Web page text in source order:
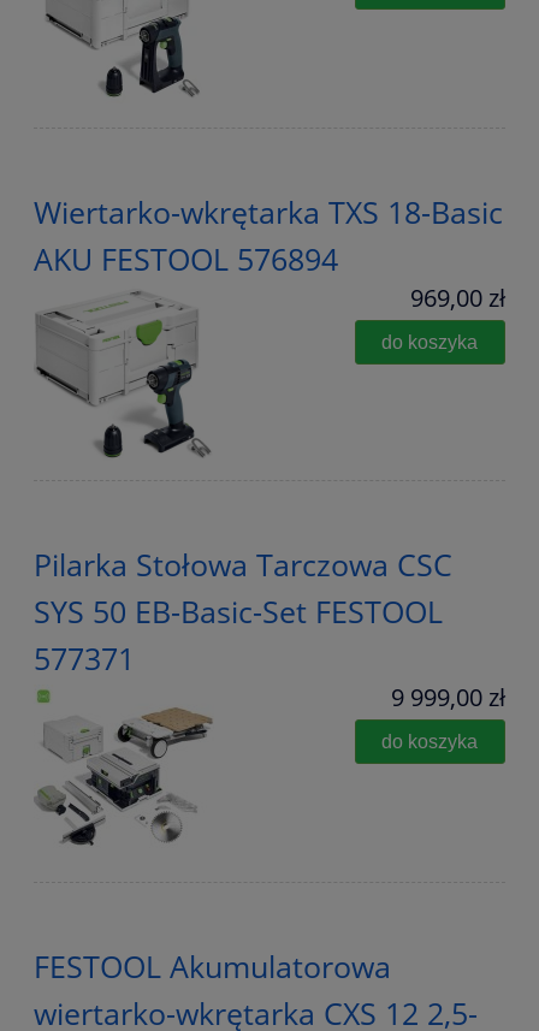
Wiertarko-wkrętarka TXS 18-Basic
AKU FESTOOL 576894
969,00 zł
do koszyka
Pilarka Stołowa Tarczowa CSC
SYS 50 EB-Basic-Set FESTOOL
577371
9 999,00 zł
do koszyka
FESTOOL Akumulatorowa
wiertarko-wkrętarka CXS 12 2,5-